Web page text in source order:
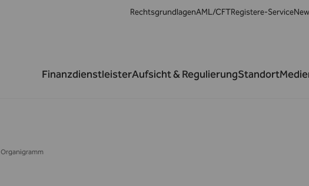
RechtsgrundlagenAML/CFTRegistere-Service
FinanzdienstleisterAufsicht & RegulierungStandort
Organigramm